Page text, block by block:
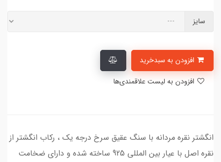
سایز
انگشتر نقره مردانه با سنگ عقیق سرخ درجه یک ، رکاب انگشتر از
نقره اصل با عیار بین المللی 925 ساخته شده و دارای ضخامت